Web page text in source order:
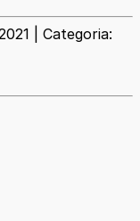
| Categoria: